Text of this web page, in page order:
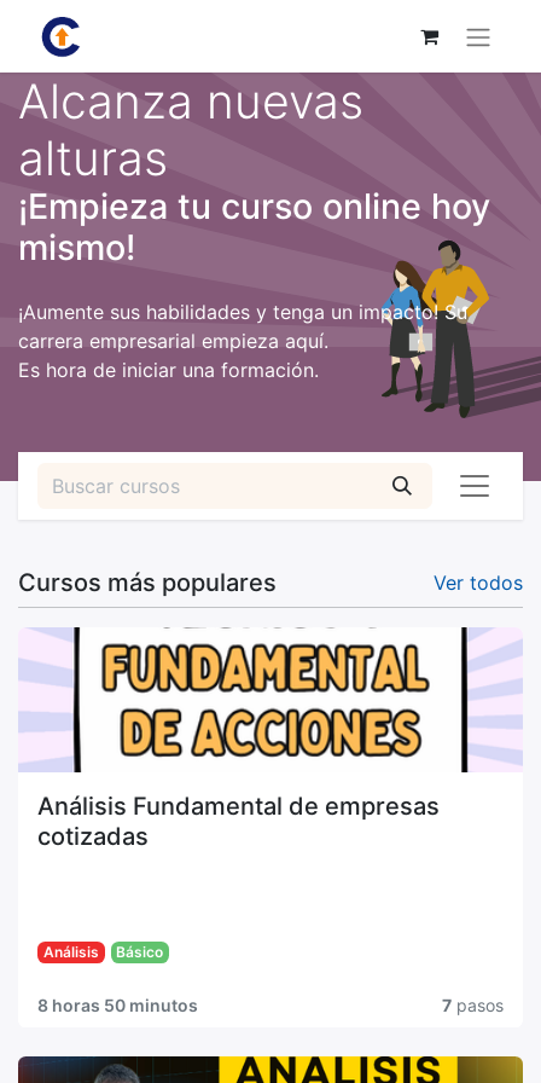
Alcanza nuevas
alturas
¡Empieza tu curso online hoy
mismo!
¡Aumente sus habilidades y tenga un impacto! Su
carrera empresarial empieza aquí.
Es hora de iniciar una formación.
Ver todos
Cursos más populares
Análisis Fundamental de empresas
cotizadas
Financieros
En este nuevo curso vamos a dar un paso más
en el anterior curso de Análisis Técnico. Para
Análisis Básico
8 horas 50 minutos 7 pasos